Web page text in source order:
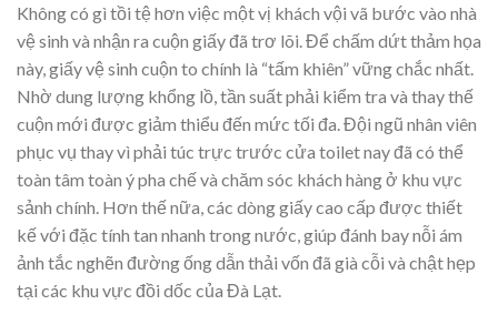
Không có gì tồi tệ hơn việc một vị khách vội vã bước vào nhà
vệ sinh và nhận ra cuộn giấy đã trơ lõi. Để chấm dứt thảm họa
này, giấy vệ sinh cuộn to chính là “tấm khiên” vững chắc nhất.
Nhờ dung lượng khổng lồ, tần suất phải kiểm tra và thay thế
cuộn mới được giảm thiểu đến mức tối đa. Đội ngũ nhân viên
phục vụ thay vì phải túc trực trước cửa toilet nay đã có thể
toàn tâm toàn ý pha chế và chăm sóc khách hàng ở khu vực
sảnh chính. Hơn thế nữa, các dòng giấy cao cấp được thiết
kế với đặc tính tan nhanh trong nước, giúp đánh bay nỗi ám
ảnh tắc nghẽn đường ống dẫn thải vốn đã già cỗi và chật hẹp
tại các khu vực đồi dốc của Đà Lạt.